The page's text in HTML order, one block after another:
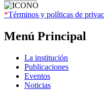
*Términos y políticas de
Menú Principal
La institución
Publicaciones
Eventos
Noticias